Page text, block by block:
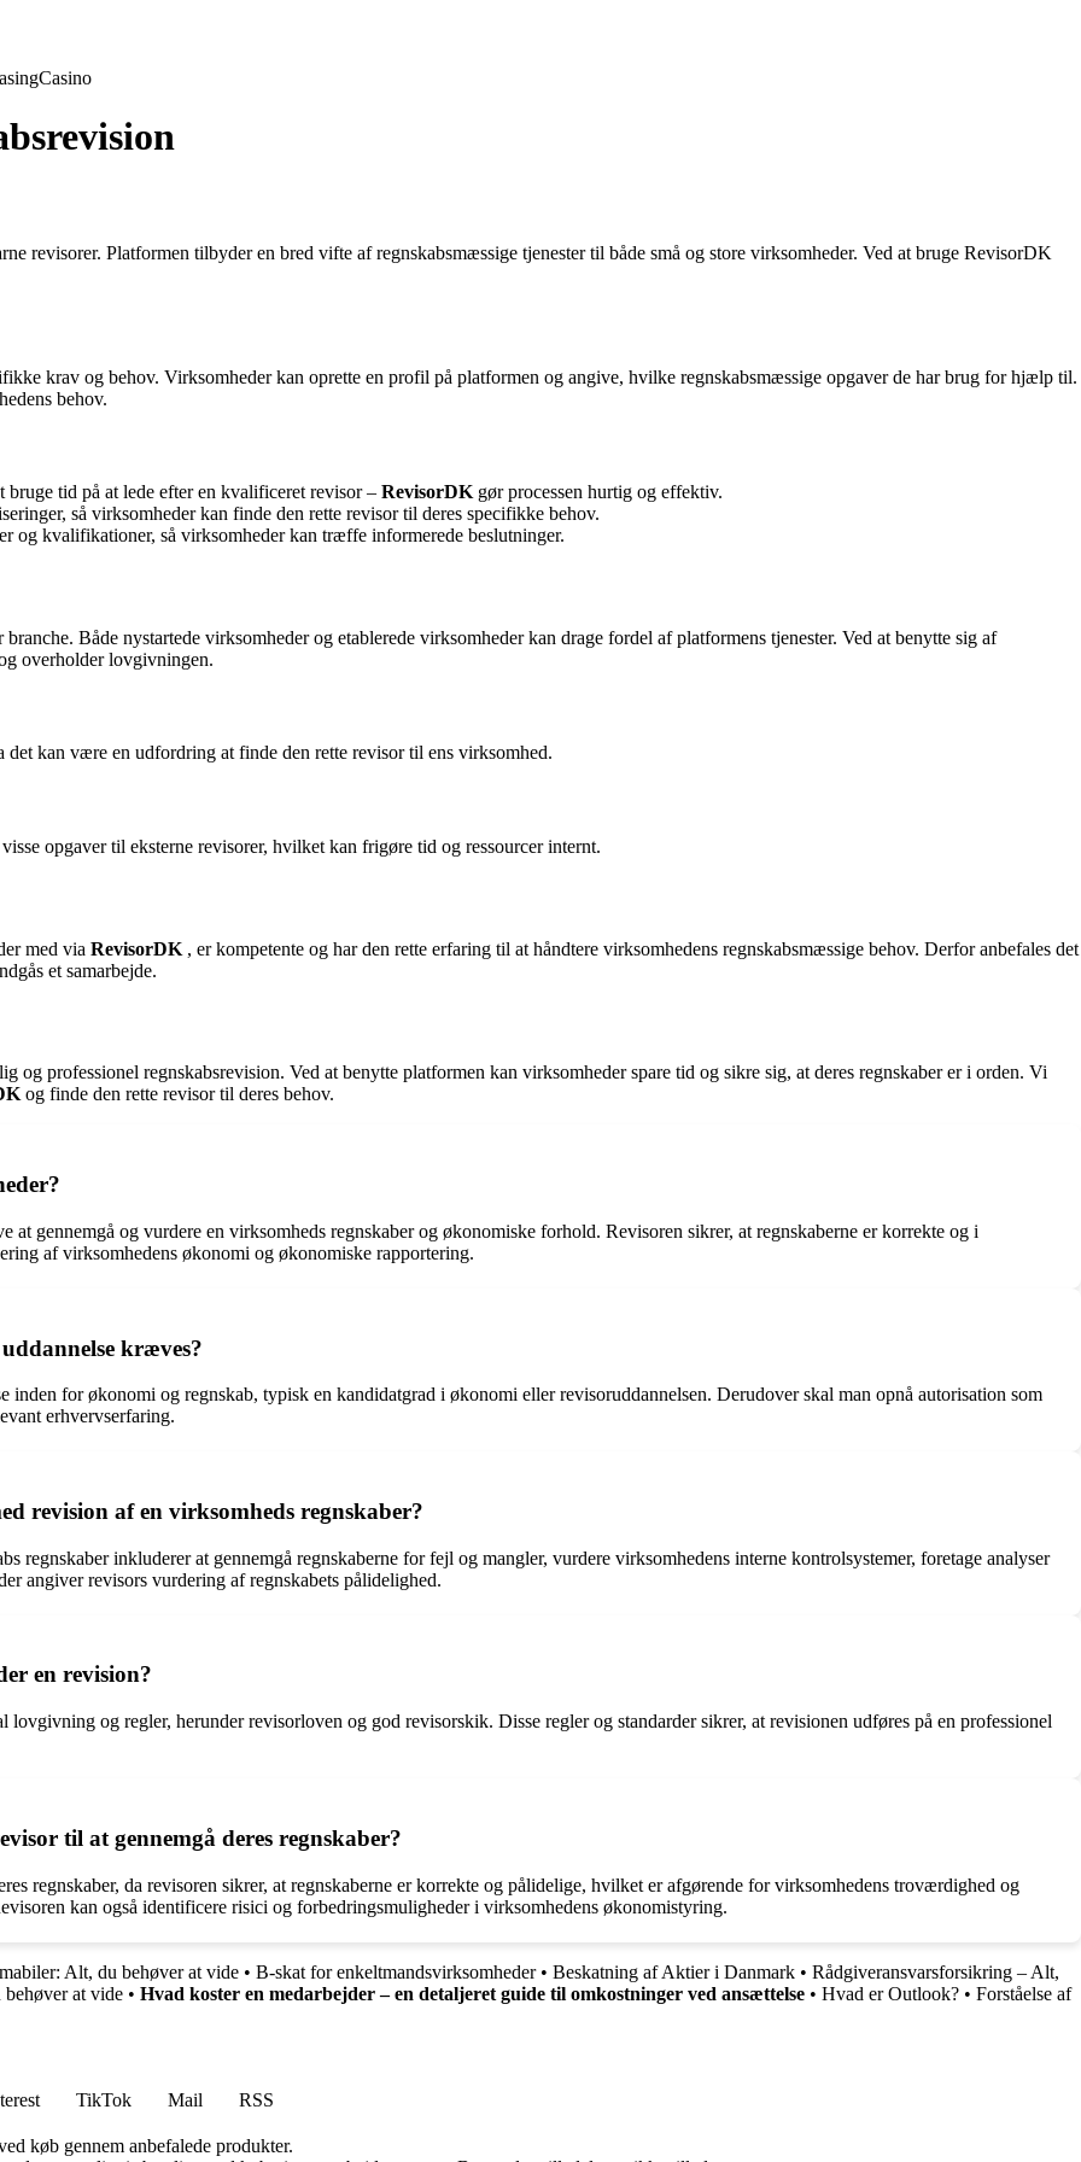
Casino
revisorer. Platformen tilbyder en bred vifte af regnskabsmæssige tjenester til både små og store virksomheder. Ved at bruge RevisorDK
krav og behov. Virksomheder kan oprette en profil på platformen og angive, hvilke regnskabsmæssige opgaver de har brug for hjælp til.
behov.
tid på at lede efter en kvalificeret revisor – RevisorDK gør processen hurtig og effektiv.
så virksomheder kan finde den rette revisor til deres specifikke behov.
og kvalifikationer, så virksomheder kan træffe informerede beslutninger.
Både nystartede virksomheder og etablerede virksomheder kan drage fordel af platformens tjenester. Ved at benytte sig af
overholder lovgivningen.
kan være en udfordring at finde den rette revisor til ens virksomhed.
opgaver til eksterne revisorer, hvilket kan frigøre tid og ressourcer internt.
med via RevisorDK , er kompetente og har den rette erfaring til at håndtere virksomhedens regnskabsmæssige behov. Derfor anbefales det
et samarbejde.
professionel regnskabsrevision. Ved at benytte platformen kan virksomheder spare tid og sikre sig, at deres regnskaber er i orden. Vi
og finde den rette revisor til deres behov.
gennemgå og vurdere en virksomheds regnskaber og økonomiske forhold. Revisoren sikrer, at regnskaberne er korrekte og i
af virksomhedens økonomi og økonomiske rapportering.
kræves?
inden for økonomi og regnskab, typisk en kandidatgrad i økonomi eller revisoruddannelsen. Derudover skal man opnå autorisation som
erhvervserfaring.
revision af en virksomheds regnskaber?
regnskaber inkluderer at gennemgå regnskaberne for fejl og mangler, vurdere virksomhedens interne kontrolsystemer, foretage analyser
angiver revisors vurdering af regnskabets pålidelighed.
en revision?
og regler, herunder revisorloven og god revisorskik. Disse regler og standarder sikrer, at revisionen udføres på en professionel
til at gennemgå deres regnskaber?
regnskaber, da revisoren sikrer, at regnskaberne er korrekte og pålidelige, hvilket er afgørende for virksomhedens troværdighed og
kan også identificere risici og forbedringsmuligheder i virksomhedens økonomistyring.
Alt, du behøver at vide • B-skat for enkeltmandsvirksomheder• Beskatning af Aktier i Danmark • Rådgiveransvarsforsikring – Alt,
at vide • Hvad koster en medarbejder – en detaljeret guide til omkostninger ved ansættelse • Hvad er Outlook? • Forståelse af
TikTok Mail RSS
køb gennem anbefalede produkter.